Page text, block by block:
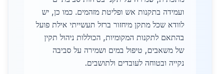
ועמידה בתקנות אש ופליטת מזהמים. כמו כן, יש
לוודא שכל מתקן מיחזור ברזל תעשייתי אילת פועל
בהתאם לתקנות המקומיות, הכוללות ניהול תקין
של משאבים, טיפול במים ושמירה על סביבה
נקייה ובטוחה לעובדים ולתושבים.